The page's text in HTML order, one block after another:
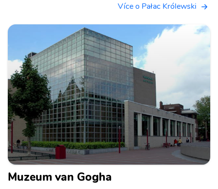
Více o Pałac Królewski
Muzeum van Gogha